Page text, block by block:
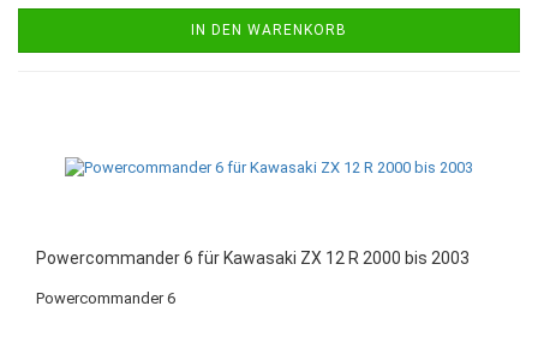
IN DEN WARENKORB
Powercommander 6 für Kawasaki ZX 12 R 2000 bis 2003
Powercommander 6